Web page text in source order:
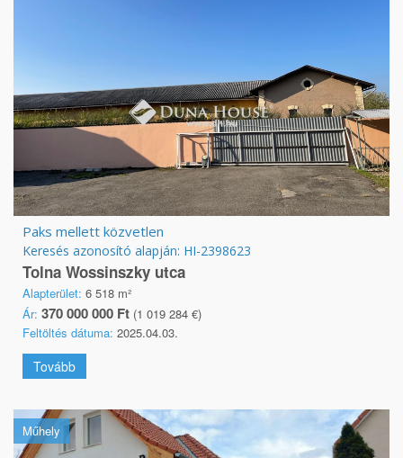
Paks mellett közvetlen
Keresés azonosító alapján: HI-2398623
Tolna Wossinszky utca
Alapterület: 6 518 m²
Ár: 370 000 000 Ft (1 019 284 €)
Feltöltés dátuma: 2025.04.03.
Tovább
Műhely